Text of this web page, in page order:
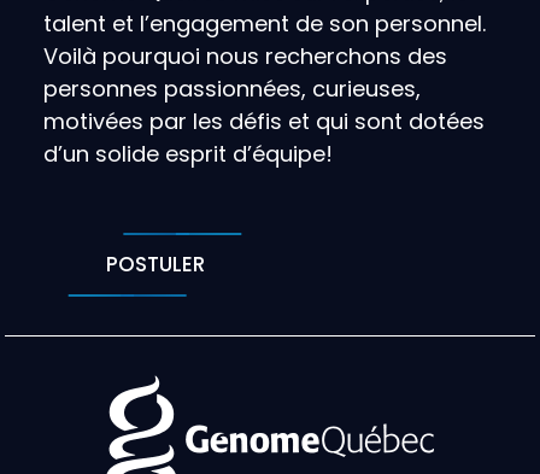
talent et l’engagement de son personnel.
Voilà pourquoi nous recherchons des
personnes passionnées, curieuses,
motivées par les défis et qui sont dotées
d’un solide esprit d’équipe!
POSTULER